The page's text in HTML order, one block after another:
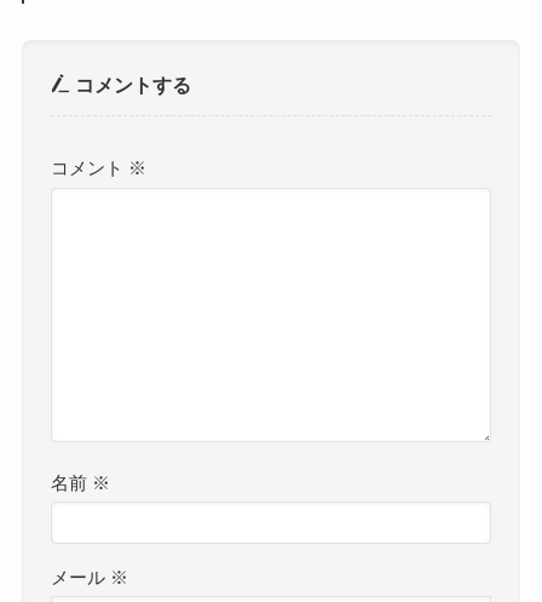
コメントする
コメント ※
名前 ※
メール ※